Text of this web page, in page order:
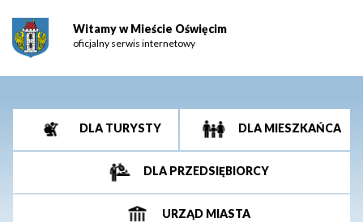
Witamy w Mieście Oświęcim
oficjalny serwis internetowy
DLA TURYSTY DLA MIESZKAŃCA
DLA PRZEDSIĘBIORCY
URZĄD MIASTA